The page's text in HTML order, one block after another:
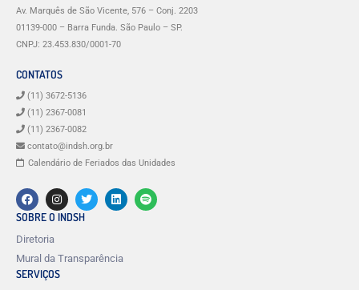
Av. Marquês de São Vicente, 576 – Conj. 2203
01139-000 – Barra Funda. São Paulo – SP.
CNPJ: 23.453.830/0001-70
CONTATOS
(11) 3672-5136
(11) 2367-0081
(11) 2367-0082
contato@indsh.org.br
Calendário de Feriados das Unidades
SOBRE O INDSH
Diretoria
Mural da Transparência
SERVIÇOS